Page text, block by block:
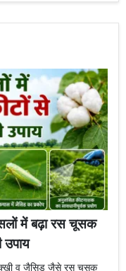
में बढ़ा रस चूसक
उपाय